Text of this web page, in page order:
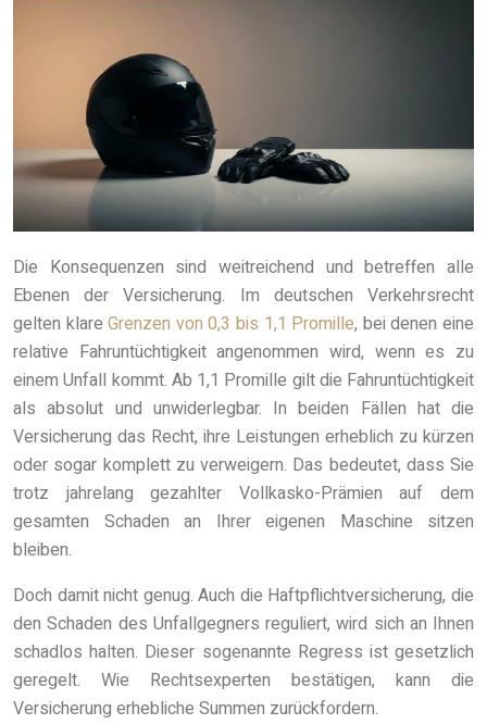
Die Konsequenzen sind weitreichend und betreffen alle
Ebenen der Versicherung. Im deutschen Verkehrsrecht
gelten klareGrenzen von 0,3 bis 1,1 Promille, bei denen eine
relative Fahruntüchtigkeit angenommen wird, wenn es zu
einem Unfall kommt. Ab 1,1 Promille gilt die Fahruntüchtigkeit
als absolut und unwiderlegbar. In beiden Fällen hat die
Versicherung das Recht, ihre Leistungen erheblich zu kürzen
oder sogar komplett zu verweigern. Das bedeutet, dass Sie
trotz jahrelang gezahlter Vollkasko-Prämien auf dem
gesamten Schaden an Ihrer eigenen Maschine sitzen
bleiben.
Doch damit nicht genug. Auch die Haftpflichtversicherung, die
den Schaden des Unfallgegners reguliert, wird sich an Ihnen
schadlos halten. Dieser sogenannte Regress ist gesetzlich
geregelt. Wie Rechtsexperten bestätigen, kann die
Versicherung erhebliche Summen zurückfordern.